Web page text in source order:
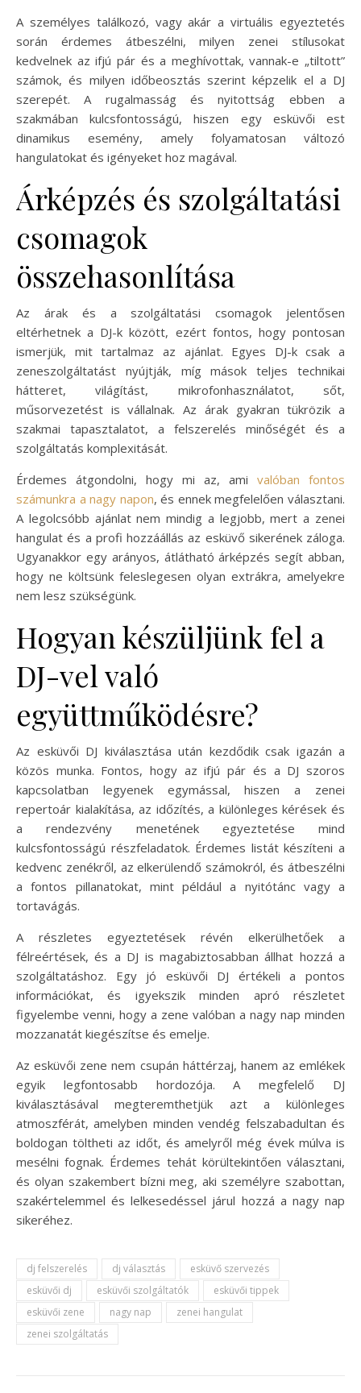
A személyes találkozó, vagy akár a virtuális egyeztetés
során érdemes átbeszélni, milyen zenei stílusokat
kedvelnek az ifjú pár és a meghívottak, vannak-e „tiltott”
számok, és milyen időbeosztás szerint képzelik el a DJ
szerepét. A rugalmasság és nyitottság ebben a
szakmában kulcsfontosságú, hiszen egy esküvői est
dinamikus esemény, amely folyamatosan változó
hangulatokat és igényeket hoz magával.
Árképzés és szolgáltatási
csomagok
összehasonlítása
Az árak és a szolgáltatási csomagok jelentősen
eltérhetnek a DJ-k között, ezért fontos, hogy pontosan
ismerjük, mit tartalmaz az ajánlat. Egyes DJ-k csak a
zeneszolgáltatást nyújtják, míg mások teljes technikai
hátteret, világítást, mikrofonhasználatot, sőt,
műsorvezetést is vállalnak. Az árak gyakran tükrözik a
szakmai tapasztalatot, a felszerelés minőségét és a
szolgáltatás komplexitását.
Érdemes átgondolni, hogy mi az, ami valóban fontos
számunkra a nagy napon, és ennek megfelelően választani.
A legolcsóbb ajánlat nem mindig a legjobb, mert a zenei
hangulat és a profi hozzáállás az esküvő sikerének záloga.
Ugyanakkor egy arányos, átlátható árképzés segít abban,
hogy ne költsünk feleslegesen olyan extrákra, amelyekre
nem lesz szükségünk.
Hogyan készüljünk fel a
DJ-vel való
együttműködésre?
Az esküvői DJ kiválasztása után kezdődik csak igazán a
közös munka. Fontos, hogy az ifjú pár és a DJ szoros
kapcsolatban legyenek egymással, hiszen a zenei
repertoár kialakítása, az időzítés, a különleges kérések és
a rendezvény menetének egyeztetése mind
kulcsfontosságú részfeladatok. Érdemes listát készíteni a
kedvenc zenékről, az elkerülendő számokról, és átbeszélni
a fontos pillanatokat, mint például a nyitótánc vagy a
tortavágás.
A részletes egyeztetések révén elkerülhetőek a
félreértések, és a DJ is magabiztosabban állhat hozzá a
szolgáltatáshoz. Egy jó esküvői DJ értékeli a pontos
információkat, és igyekszik minden apró részletet
figyelembe venni, hogy a zene valóban a nagy nap minden
mozzanatát kiegészítse és emelje.
Az esküvői zene nem csupán háttérzaj, hanem az emlékek
egyik legfontosabb hordozója. A megfelelő DJ
kiválasztásával megteremthetjük azt a különleges
atmoszférát, amelyben minden vendég felszabadultan és
boldogan töltheti az időt, és amelyről még évek múlva is
mesélni fognak. Érdemes tehát körültekintően választani,
és olyan szakembert bízni meg, aki személyre szabottan,
szakértelemmel és lelkesedéssel járul hozzá a nagy nap
sikeréhez.
dj felszerelés dj választás
esküvő szervezés
esküvői dj
esküvői szolgáltatók
esküvői tippek
esküvői zene
nagy nap
zenei hangulat
zenei szolgáltatás